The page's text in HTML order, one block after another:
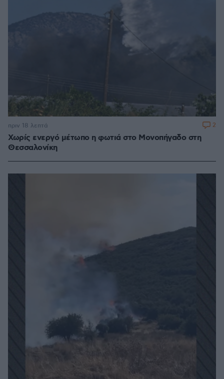
Χωρίς ενεργό μέτωπο η φωτιά στο Μονοπήγαδο στη
Θεσσαλονίκη
πριν 18 λεπτά 2